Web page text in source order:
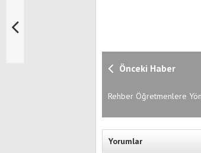
Önceki Haber
Rehber Öğretmenlere
Yorumlar